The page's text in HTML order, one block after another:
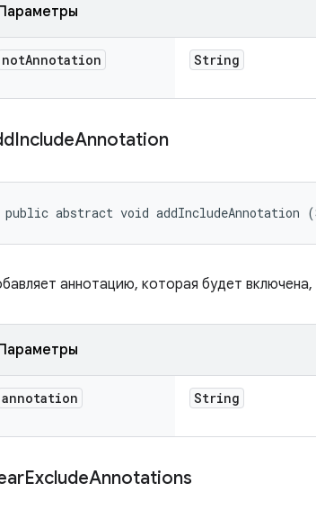
notAnnotation String
IncludeAnnotation
public abstract void addIncludeAnnotation
аннотацию, которая будет
annotation String
ExcludeAnnotations